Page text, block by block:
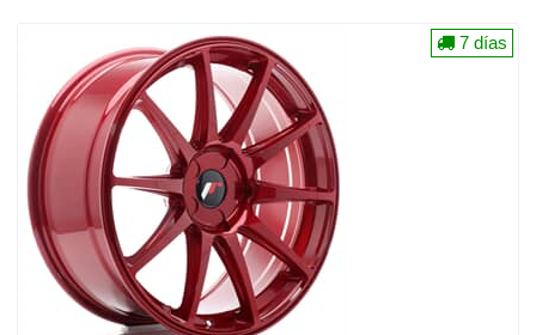
7 días